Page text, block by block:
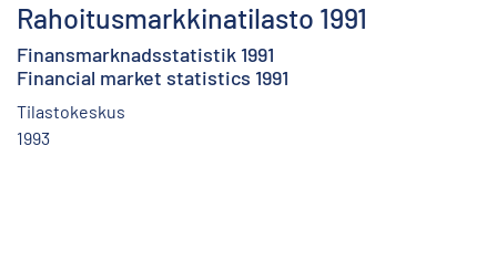
Rahoitusmarkkinatilasto 1991
Finansmarknadsstatistik 1991
Financial market statistics 1991
Tilastokeskus
1993